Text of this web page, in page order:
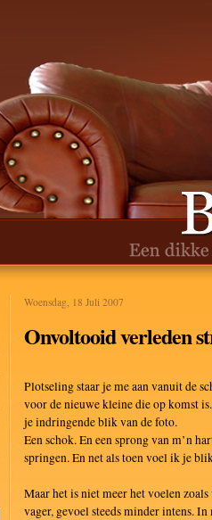
Woensdag, 18 Juli 2007
Onvoltooid verleden
Plotseling staar je me aan vanuit de
voor de nieuwe kleine die op komst
je indringende blik van de foto.
Een schok. En een sprong van m’n
springen. En net als toen voel ik je
Maar het is niet meer het voelen
vager, gevoel steeds minder intens.